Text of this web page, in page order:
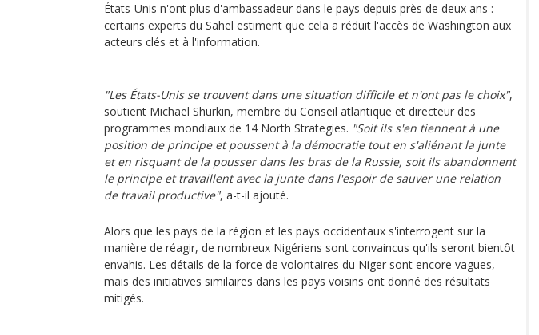
États-Unis n'ont plus d'ambassadeur dans le pays depuis près de deux ans :
certains experts du Sahel estiment que cela a réduit l'accès de Washington aux
acteurs clés et à l'information.
"Les États-Unis se trouvent dans une situation difficile et n'ont pas le choix",
soutient Michael Shurkin, membre du Conseil atlantique et directeur des
programmes mondiaux de 14 North Strategies. "Soit ils s'en tiennent à une
position de principe et poussent à la démocratie tout en s'aliénant la junte
et en risquant de la pousser dans les bras de la Russie, soit ils abandonnent
le principe et travaillent avec la junte dans l'espoir de sauver une relation
de travail productive", a-t-il ajouté.
Alors que les pays de la région et les pays occidentaux s'interrogent sur la
manière de réagir, de nombreux Nigériens sont convaincus qu'ils seront bientôt
envahis. Les détails de la force de volontaires du Niger sont encore vagues,
mais des initiatives similaires dans les pays voisins ont donné des résultats
mitigés.